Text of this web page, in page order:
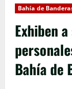
Bahía de
Exhiben
Bahía de